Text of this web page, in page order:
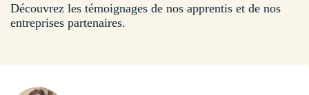
Découvrez les témoignages de nos apprentis et de nos
entreprises partenaires.